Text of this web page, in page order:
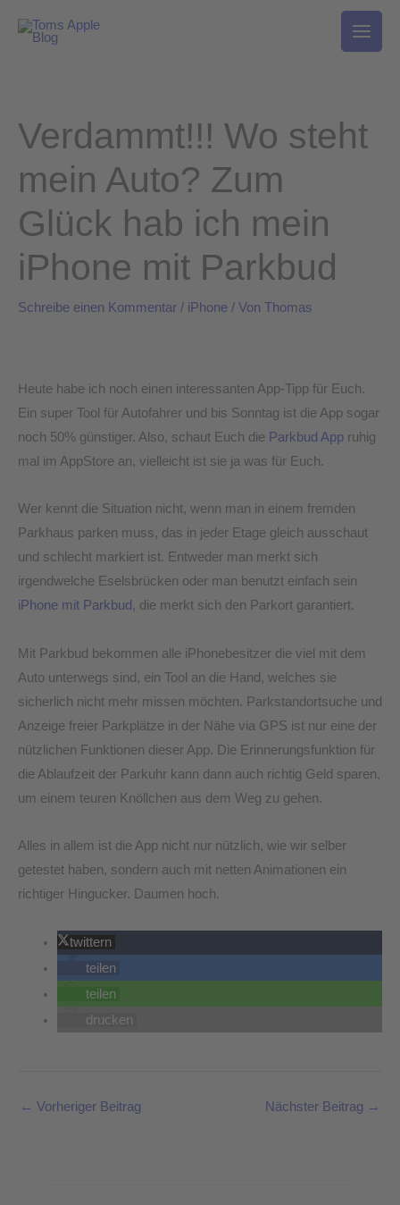
Inhalt
Verdammt!!! Wo steht
mein Auto? Zum
Glück hab ich mein
iPhone mit Parkbud
Schreibe einen Kommentar / iPhone / Von Thomas
Heute habe ich noch einen interessanten App-Tipp für Euch.
Ein super Tool für Autofahrer und bis Sonntag ist die App sogar
noch 50% günstiger. Also, schaut Euch die Parkbud App ruhig
mal im AppStore an, vielleicht ist sie ja was für Euch.
Wer kennt die Situation nicht, wenn man in einem fremden
Parkhaus parken muss, das in jeder Etage gleich ausschaut
und schlecht markiert ist. Entweder man merkt sich
irgendwelche Eselsbrücken oder man benutzt einfach sein
iPhone mit Parkbud, die merkt sich den Parkort garantiert.
Mit Parkbud bekommen alle iPhonebesitzer die viel mit dem
Auto unterwegs sind, ein Tool an die Hand, welches sie
sicherlich nicht mehr missen möchten. Parkstandortsuche und
Anzeige freier Parkplätze in der Nähe via GPS ist nur eine der
nützlichen Funktionen dieser App. Die Erinnerungsfunktion für
die Ablaufzeit der Parkuhr kann dann auch richtig Geld sparen,
um einem teuren Knöllchen aus dem Weg zu gehen.
Alles in allem ist die App nicht nur nützlich, wie wir selber
getestet haben, sondern auch mit netten Animationen ein
richtiger Hingucker. Daumen hoch.
twittern
teilen
teilen
drucken
← Vorheriger Beitrag Nächster Beitrag →